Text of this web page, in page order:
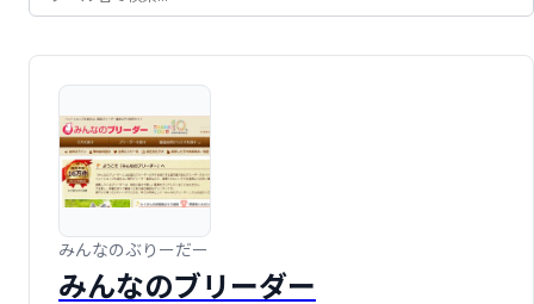
みんなのぶりーだー
みんなのブリーダー